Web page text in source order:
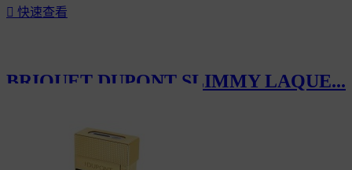
 快速查看
BRIQUET DUPONT SLIMMY LAQUE...